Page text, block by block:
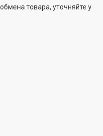
товара, уточняйте у